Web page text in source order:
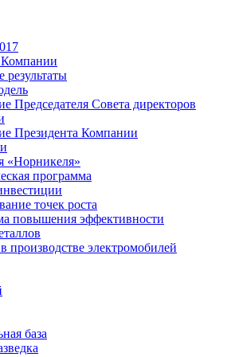
Председателя Совета директоров
Президента Компании
«Норникеля»
программа
точек роста
повышения эффективности
производстве электромобилей
база